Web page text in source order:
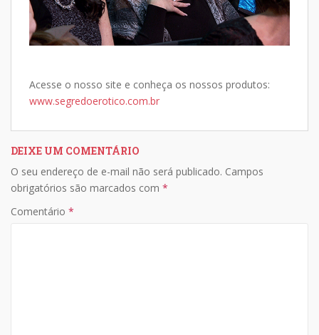
Acesse o nosso site e conheça os nossos produtos:
www.segredoerotico.com.br
DEIXE UM COMENTÁRIO
O seu endereço de e-mail não será publicado. Campos
obrigatórios são marcados com *
Comentário *